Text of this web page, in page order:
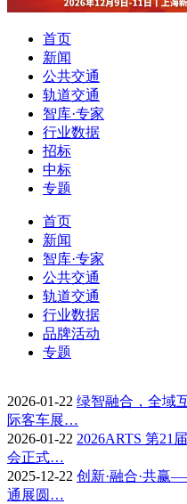
首页
新闻
公共交通
轨道交通
智库·专家
行业数据
招标
中标
专题
首页
新闻
智库·专家
公共交通
轨道交通
行业数据
品牌活动
专题
2026-01-22 绿智融合，全域
际客车展…
2026-01-22 2026ARTS 第21
会正式…
2025-12-22 创新·融合·共赢
通展圆…